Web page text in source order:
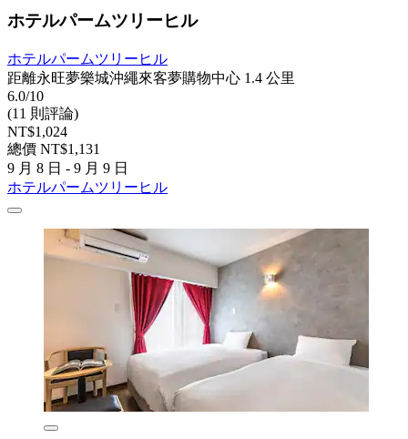
ホテルパームツリーヒル
ホテルパームツリーヒル
距離永旺夢樂城沖繩來客夢購物中心 1.4 公里
6.0/10
(11 則評論)
NT$1,024
總價 NT$1,131
9 月 8 日 - 9 月 9 日
ホテルパームツリーヒル